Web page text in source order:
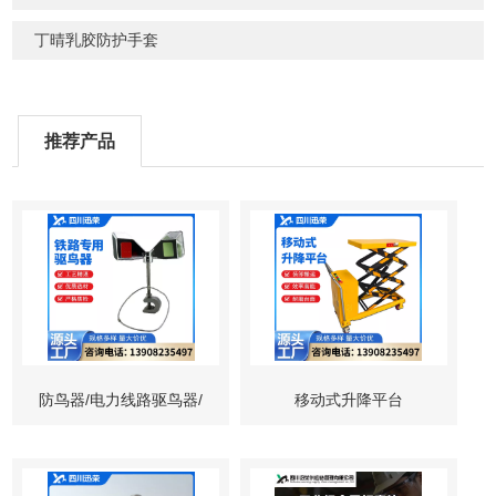
丁晴乳胶防护手套
推荐产品
防鸟器/电力线路驱鸟器/ 移动式升降平台